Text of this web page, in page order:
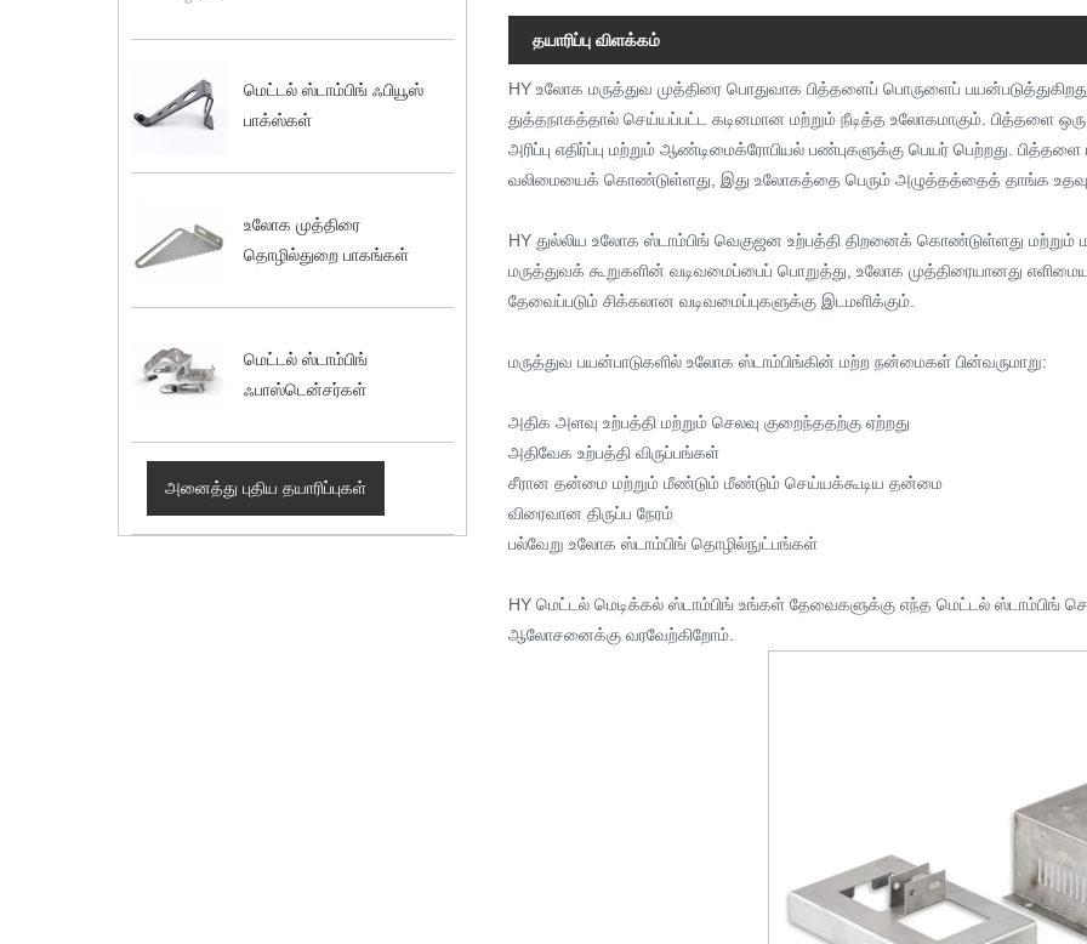
மெட்டல் ஸ்டாம்பிங் ஃபியூஸ்
பாக்ஸ்கள்
உலோக முத்திரை
தொழில்துறை பாகங்கள்
மெட்டல் ஸ்டாம்பிங்
ஃபாஸ்டென்சர்கள்
அனைத்து புதிய தயாரிப்புகள்
தயாரிப்பு விளக்கம்
HY உலோக மருத்துவ முத்திரை பொதுவாக பித்தளைப் பொருளைப்
துத்தநாகத்தால் செய்யப்பட்ட கடினமான மற்றும் நீடித்த உலோகமாகும். பித்தளை
அரிப்பு எதிர்ப்பு மற்றும் ஆண்டிமைக்ரோபியல் பண்புகளுக்கு பெயர் பெற்றது.
வலிமையைக் கொண்டுள்ளது, இது உலோகத்தை பெரும் அழுத்தத்தைத் தாங்க
HY துல்லிய உலோக ஸ்டாம்பிங் வெகுஜன உற்பத்தி திறனைக் கொண்டுள்ளது மற்றும்
மருத்துவக் கூறுகளின் வடிவமைப்பைப் பொறுத்து, உலோக முத்திரையானது
தேவைப்படும் சிக்கலான வடிவமைப்புகளுக்கு இடமளிக்கும்.
மருத்துவ பயன்பாடுகளில் உலோக ஸ்டாம்பிங்கின் மற்ற நன்மைகள் பின்வருமாறு:
அதிக அளவு உற்பத்தி மற்றும் செலவு குறைந்ததற்கு ஏற்றது
அதிவேக உற்பத்தி விருப்பங்கள்
சீரான தன்மை மற்றும் மீண்டும் மீண்டும் செய்யக்கூடிய தன்மை
விரைவான திருப்ப நேரம்
பல்வேறு உலோக ஸ்டாம்பிங் தொழில்நுட்பங்கள்
HY மெட்டல் மெடிக்கல் ஸ்டாம்பிங் உங்கள் தேவைகளுக்கு எந்த மெட்டல் ஸ்டாம்பிங்
ஆலோசனைக்கு வரவேற்கிறோம்.